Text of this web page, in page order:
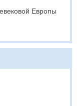
Европы